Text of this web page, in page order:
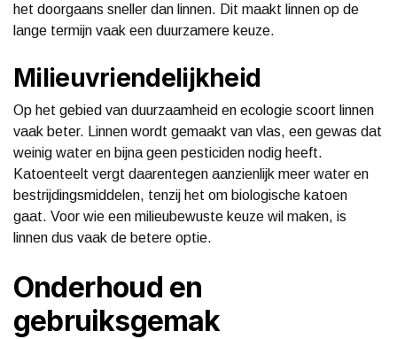
het doorgaans sneller dan linnen. Dit maakt linnen op de
lange termijn vaak een duurzamere keuze.
Milieuvriendelijkheid
Op het gebied van duurzaamheid en ecologie scoort linnen
vaak beter. Linnen wordt gemaakt van vlas, een gewas dat
weinig water en bijna geen pesticiden nodig heeft.
Katoenteelt vergt daarentegen aanzienlijk meer water en
bestrijdingsmiddelen, tenzij het om biologische katoen
gaat. Voor wie een milieubewuste keuze wil maken, is
linnen dus vaak de betere optie.
Onderhoud en
gebruiksgemak